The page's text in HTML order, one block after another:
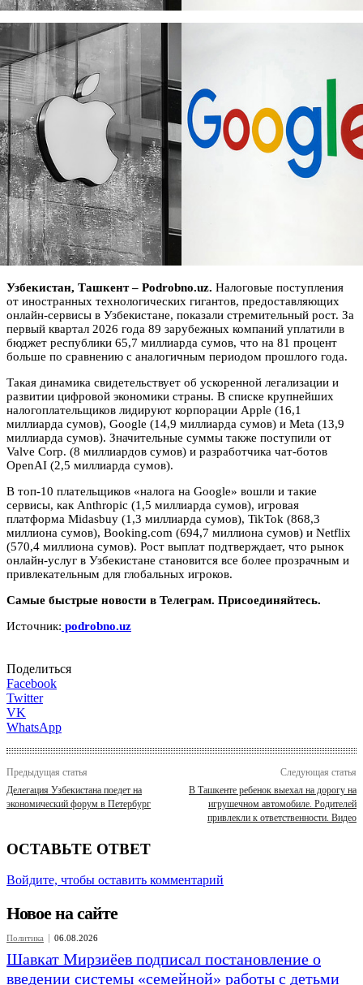
Узбекистан, Ташкент – Podrobno.uz. Налоговые поступления
от иностранных технологических гигантов, предоставляющих
онлайн-сервисы в Узбекистане, показали стремительный рост. За
первый квартал 2026 года 89 зарубежных компаний уплатили в
бюджет республики 65,7 миллиарда сумов, что на 81 процент
больше по сравнению с аналогичным периодом прошлого года.
Такая динамика свидетельствует об ускоренной легализации и
развитии цифровой экономики страны. В списке крупнейших
налогоплательщиков лидируют корпорации Apple (16,1
миллиарда сумов), Google (14,9 миллиарда сумов) и Meta (13,9
миллиарда сумов). Значительные суммы также поступили от
Valve Corp. (8 миллиардов сумов) и разработчика чат-ботов
OpenAI (2,5 миллиарда сумов).
В топ-10 плательщиков «налога на Google» вошли и такие
сервисы, как Anthropic (1,5 миллиарда сумов), игровая
платформа Midasbuy (1,3 миллиарда сумов), TikTok (868,3
миллиона сумов), Booking.com (694,7 миллиона сумов) и Netflix
(570,4 миллиона сумов). Рост выплат подтверждает, что рынок
онлайн-услуг в Узбекистане становится все более прозрачным и
привлекательным для глобальных игроков.
Самые быстрые новости в Телеграм. Присоединяйтесь.
Источник: podrobno.uz
Поделиться
Facebook
Twitter
VK
WhatsApp
Предыдущая статья
Делегация Узбекистана поедет на
экономический форум в Петербург
Следующая статья
В Ташкенте ребенок выехал на дорогу на
игрушечном автомобиле. Родителей
привлекли к ответственности. Видео
ОСТАВЬТЕ ОТВЕТ
Войдите, чтобы оставить комментарий
Новое на сайте
Политика 06.08.2026
Шавкат Мирзиёев подписал постановление о
введении системы «семейной» работы с детьми